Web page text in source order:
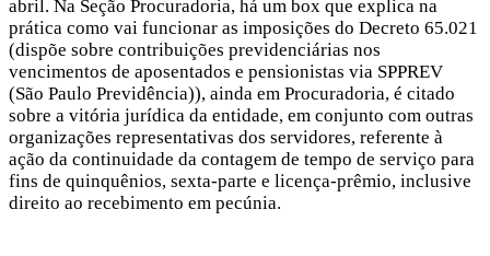
abril. Na Seção Procuradoria, há um box que explica na
prática como vai funcionar as imposições do Decreto 65.021
(dispõe sobre contribuições previdenciárias nos
vencimentos de aposentados e pensionistas via SPPREV
(São Paulo Previdência)), ainda em Procuradoria, é citado
sobre a vitória jurídica da entidade, em conjunto com outras
organizações representativas dos servidores, referente à
ação da continuidade da contagem de tempo de serviço para
fins de quinquênios, sexta-parte e licença-prêmio, inclusive
direito ao recebimento em pecúnia.